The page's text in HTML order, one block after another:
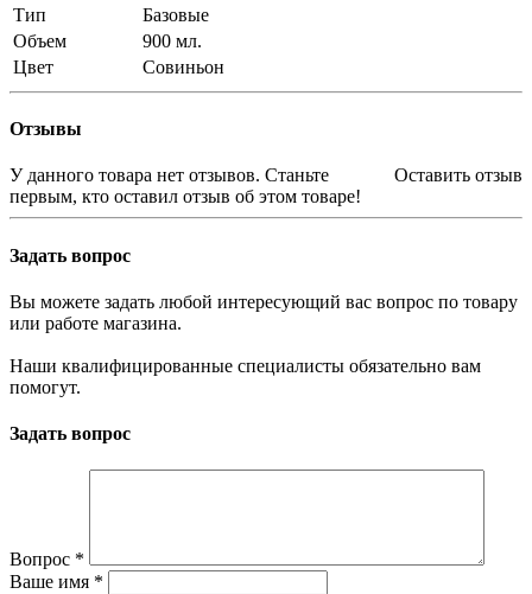
Тип
Базовые
Объем
900 мл.
Цвет
Совиньон
Отзывы
Оставить отзыв
У данного товара нет отзывов. Станьте
первым, кто оставил отзыв об этом товаре!
Задать вопрос
Вы можете задать любой интересующий вас вопрос по товару
или работе магазина.
Наши квалифицированные специалисты обязательно вам
помогут.
Задать вопрос
Вопрос *
Ваше имя *